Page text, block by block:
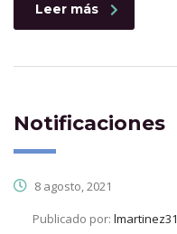
Leer más
Notificaciones
8 agosto, 2021
Publicado por: lmartinez31